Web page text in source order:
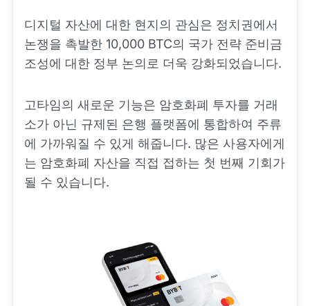
디지털 자산에 대한 현지의 관심은 정치권에서
논쟁을 촉발한 10,000 BTC의 국가 전략 준비금
조성에 대한 정부 논의로 더욱 강화되었습니다.
고타임의 새로운 기능은 암호화폐 투자를 거래
소가 아닌 규제된 은행 플랫폼에 통합하여 주류
에 가까워질 수 있게 해줍니다. 많은 사용자에게
는 암호화폐 자산을 직접 접하는 첫 번째 기회가
될 수 있습니다.